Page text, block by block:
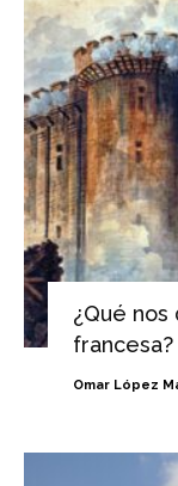
¿Qué
francesa?
Omar López